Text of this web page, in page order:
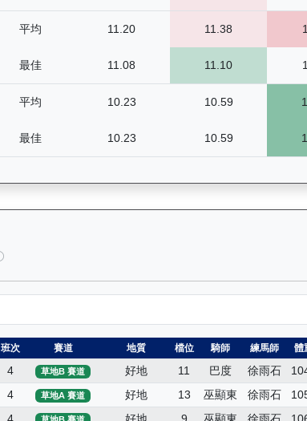
平均 11.20 11.38
最佳 11.08 11.10
平均 10.23 10.59
最佳 10.23 10.59
閃電奇駿（L362）— 昔日賽果及分段時
班次 賽道 地質 檔位 騎師 練馬師 體
4 草地B 賽道 好地 11 巴度 徐雨石
4 草地A 賽道 好地 13 巫顯東 徐雨石